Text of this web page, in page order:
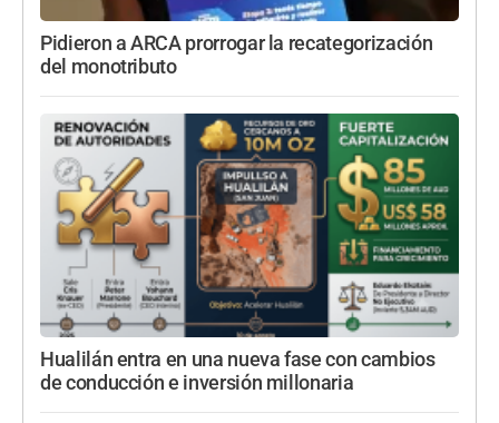
Pidieron a ARCA prorrogar la recategorización
del monotributo
Hualilán entra en una nueva fase con cambios
de conducción e inversión millonaria